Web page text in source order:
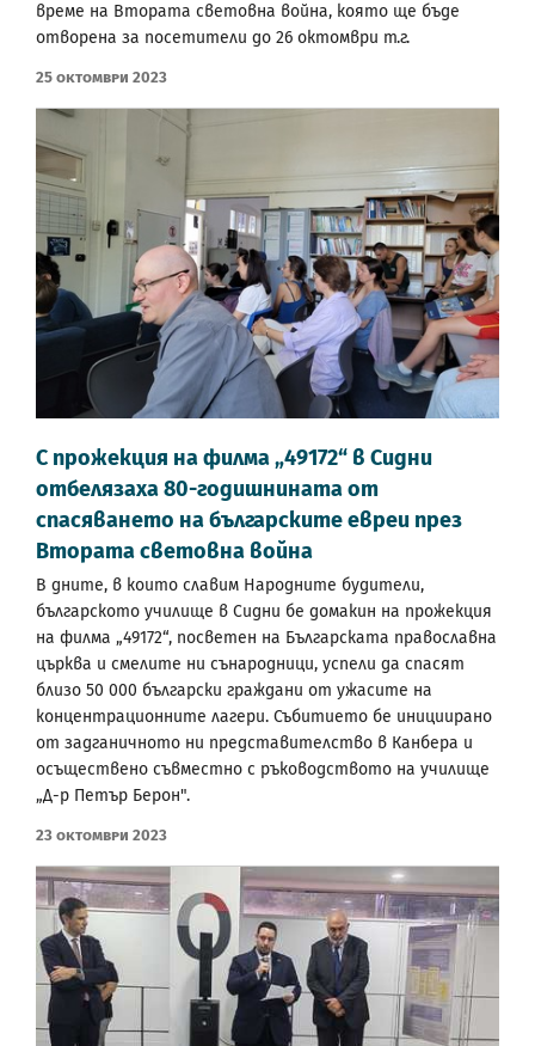
време на Втората световна война, която ще бъде
отворена за посетители до 26 октомври т.г.
25 Октомври 2023
С прожекция на филма „49172“ в Сидни
отбелязаха 80-годишнината от
спасяването на българските евреи през
Втората световна война
В дните, в които славим Народните будители,
българското училище в Сидни бе домакин на прожекция
на филма „49172“, посветен на Българската православна
църква и смелите ни сънародници, успели да спасят
близо 50 000 български граждани от ужасите на
концентрационните лагери. Събитието бе инициирано
от задганичното ни представителство в Канбера и
осъществено съвместно с ръководството на училище
„Д-р Петър Берон".
23 Октомври 2023